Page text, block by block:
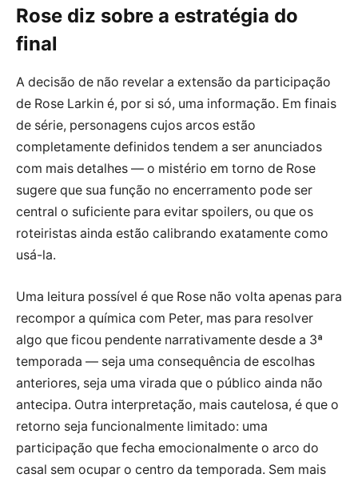
Rose diz sobre a estratégia do
final
A decisão de não revelar a extensão da participação
de Rose Larkin é, por si só, uma informação. Em finais
de série, personagens cujos arcos estão
completamente definidos tendem a ser anunciados
com mais detalhes — o mistério em torno de Rose
sugere que sua função no encerramento pode ser
central o suficiente para evitar spoilers, ou que os
roteiristas ainda estão calibrando exatamente como
usá-la.
Uma leitura possível é que Rose não volta apenas para
recompor a química com Peter, mas para resolver
algo que ficou pendente narrativamente desde a 3ª
temporada — seja uma consequência de escolhas
anteriores, seja uma virada que o público ainda não
antecipa. Outra interpretação, mais cautelosa, é que o
retorno seja funcionalmente limitado: uma
participação que fecha emocionalmente o arco do
casal sem ocupar o centro da temporada. Sem mais